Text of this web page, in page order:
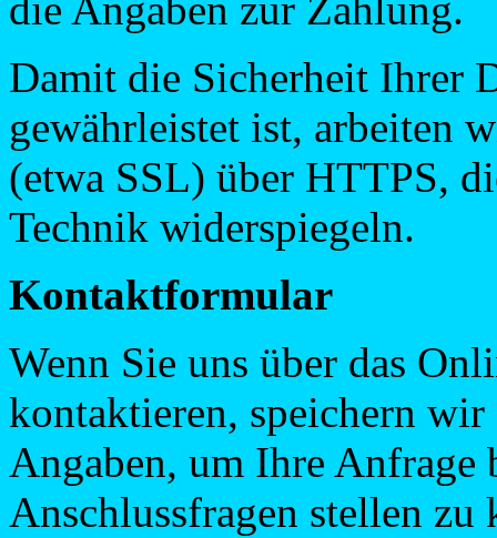
die Angaben zur Zahlung.
Damit die Sicherheit Ihrer
gewährleistet ist, arbeiten
(etwa SSL) über HTTPS,
Technik widerspiegeln.
Kontaktformular
Wenn Sie uns über das
kontaktieren, speichern
Angaben, um Ihre Anfrage
Anschlussfragen stellen zu